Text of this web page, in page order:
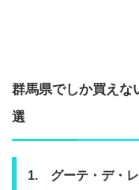
群馬県でしか買えな
選
1. グーテ・デ・レ